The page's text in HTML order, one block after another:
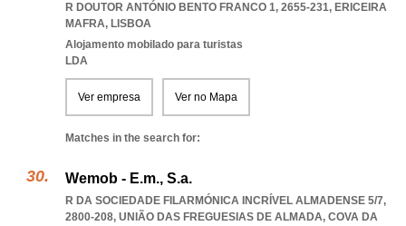
R DOUTOR ANTÓNIO BENTO FRANCO 1, 2655-231, ERICEIRA
MAFRA, LISBOA
Alojamento mobilado para turistas
LDA
Ver empresa Ver no Mapa
Matches in the search for:
Wemob - E.m., S.a.
R DA SOCIEDADE FILARMÓNICA INCRÍVEL ALMADENSE 5/7,
2800-208, UNIÃO DAS FREGUESIAS DE ALMADA, COVA DA